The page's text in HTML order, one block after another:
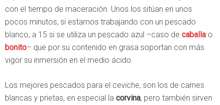
con el tiempo de maceración. Unos los sitúan en unos
pocos minutos, si estamos trabajando con un pescado
blanco, a 15 si se utiliza un pescado azul –caso de caballa o
bonito– que por su contenido en grasa soportan con más
vigor su inmersión en el medio ácido.
Los mejores pescados para el ceviche, son los de carnes
blancas y prietas, en especial la corvina, pero también sirven